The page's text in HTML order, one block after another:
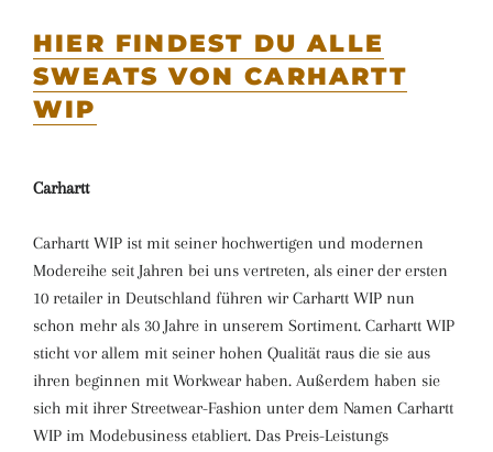
HIER FINDEST DU ALLE
SWEATS VON CARHARTT
WIP
Carhartt
Carhartt WIP ist mit seiner hochwertigen und modernen
Modereihe seit Jahren bei uns vertreten, als einer der ersten
10 retailer in Deutschland führen wir Carhartt WIP nun
schon mehr als 30 Jahre in unserem Sortiment. Carhartt WIP
sticht vor allem mit seiner hohen Qualität raus die sie aus
ihren beginnen mit Workwear haben. Außerdem haben sie
sich mit ihrer Streetwear-Fashion unter dem Namen Carhartt
WIP im Modebusiness etabliert. Das Preis-Leistungs